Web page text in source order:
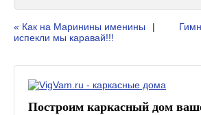
« Как на Маринины именины
испекли мы каравай!!!
|
Построим каркасный дом